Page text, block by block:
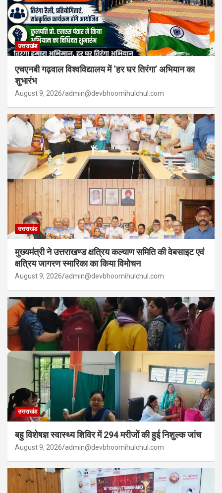
उत्तराखंड
एचएनबी गढ़वाल विश्वविद्यालय में ‘हर घर तिरंगा’ अभियान का
शुभारंभ
August 9, 2026 admin@devbhoomihulchul.com
उत्तराखंड
मुख्यमंत्री ने उत्तराखण्ड क्षत्रिय कल्याण समिति की वेबसाइट एवं
क्षत्रिय जागरण स्मारिका का किया विमोचन
August 9, 2026 admin@devbhoomihulchul.com
उत्तराखंड
बहु विशेषज्ञ स्वास्थ्य शिविर में 294 मरीजों की हुई निशुल्क जांच
August 9, 2026 admin@devbhoomihulchul.com